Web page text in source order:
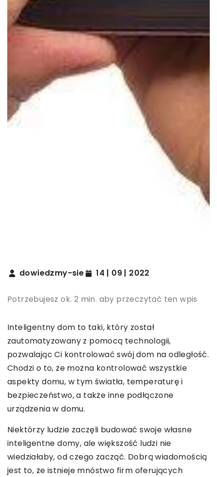
dowiedzmy-sie 14 | 09 | 2022
Potrzebujesz ok. 2 min. aby przeczytać ten wpis
Inteligentny dom to taki, który został
zautomatyzowany z pomocą technologii,
pozwalając Ci kontrolować swój dom na odległość.
Chodzi o to, że można kontrolować wszystkie
aspekty domu, w tym światła, temperaturę i
bezpieczeństwo, a także inne podłączone
urządzenia w domu.
Niektórzy ludzie zaczęli budować swoje własne
inteligentne domy, ale większość ludzi nie
wiedziałaby, od czego zacząć. Dobrą wiadomością
jest to, że istnieje mnóstwo firm oferujących